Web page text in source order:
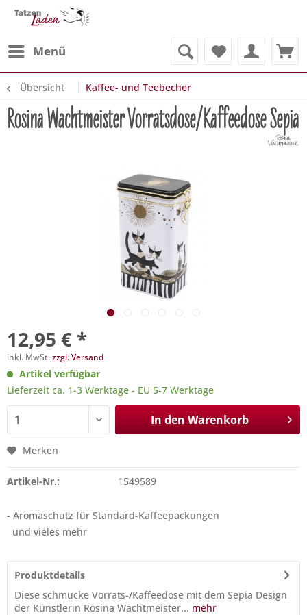
Menü
Übersicht Kaffee- und Teebecher
Rosina Wachtmeister Vorratsdose/Kaffeedose Sepia
12,95 € *
inkl. MwSt.zzgl. Versand
Artikel verfügbar
Lieferzeit ca. 1-3 Werktage - EU 5-7 Werktage
In den Warenkorb
Merken
Artikel-Nr.: 1549589
- Aromaschutz für Standard-Kaffeepackungen
und vieles mehr
Produktdetails
Diese schmucke Vorrats-/Kaffeedose mit dem Sepia Design
der Künstlerin Rosina Wachtmeister... mehr